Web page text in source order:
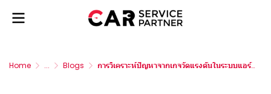
Home ... Blogs การวิเคราะห์ปัญหาจากเกจวัดแรงดันในระบบแอร์รถยนต์